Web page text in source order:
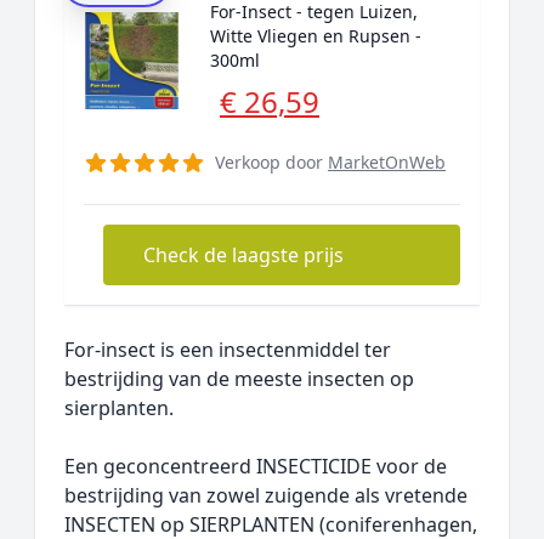
For-Insect - tegen Luizen,
Witte Vliegen en Rupsen -
300ml
€ 26,59
Verkoop door MarketOnWeb
Check de laagste prijs
For-insect is een insectenmiddel ter
bestrijding van de meeste insecten op
sierplanten.
Een geconcentreerd INSECTICIDE voor de
bestrijding van zowel zuigende als vretende
INSECTEN op SIERPLANTEN (coniferenhagen,